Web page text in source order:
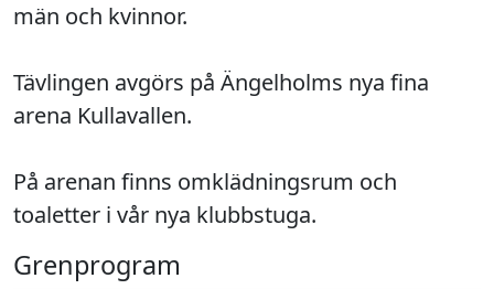
män och kvinnor.
Tävlingen avgörs på Ängelholms nya fina
arena Kullavallen.
På arenan finns omklädningsrum och
toaletter i vår nya klubbstuga.
Grenprogram